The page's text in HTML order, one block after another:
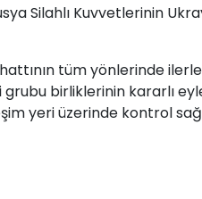
Silahlı Kuvvetlerinin
tüm yönlerinde
grubu birliklerinin kararlı
yeri üzerinde kontrol